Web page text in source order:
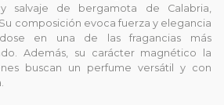
salvaje de bergamota de Calabria,
composición evoca fuerza y elegancia
en una de las fragancias más
Además, su carácter magnético la
buscan un perfume versátil y con